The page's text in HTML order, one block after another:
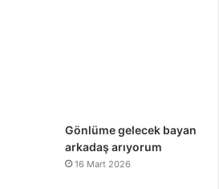
Gönlüme gelecek bayan
arkadaş arıyorum
16 Mart 2026